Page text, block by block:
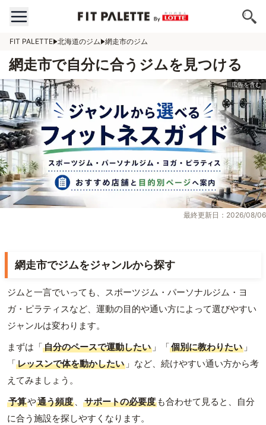
FIT PALETTE 北海道のジム 網走市のジム
網走市で自分に合うジムを見つける
最終更新日：2026/08/06
網走市でジムをジャンルから探す
ジムと一言でいっても、スポーツジム・パーソナルジム・ヨ
ガ・ピラティスなど、運動の目的や通い方によって選びやすい
ジャンルは変わります。
まずは「自分のペースで運動したい 」「個別に教わりたい 」
「レッスンで体を動かしたい 」など、続けやすい通い方から考
えてみましょう。
予算や通う頻度 、 サポートの必要度 も合わせて見ると、自分
に合う施設を探しやすくなります。